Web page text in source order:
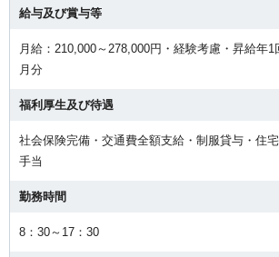
給与及び賞与等
月給：210,000～278,000円・経験考慮・昇給年
月分
福利厚生及び待遇
社会保険完備・交通費全額支給・制服貸与・住
手当
勤務時間
8：30～17：30